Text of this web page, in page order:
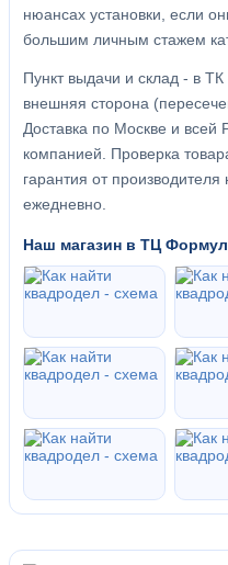
нюансах установки, если
большим личным стажем
Пункт выдачи и склад - в
внешняя сторона
Доставка по Москве и всей
компанией. Проверка
гарантия от
ежедневно.
Наш магазин в ТЦ